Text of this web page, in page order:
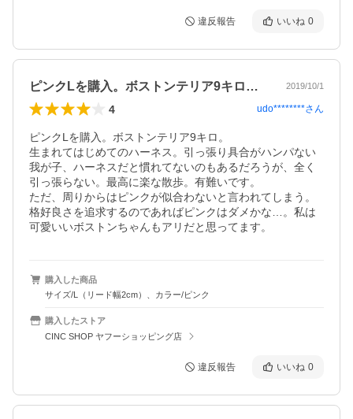
違反報告 いいね 0
ピンクLを購入。ボストンテリア9キロ。… 2019/10/1
4 udo********さん
ピンクLを購入。ボストンテリア9キロ。
生まれてはじめてのハーネス。引っ張り具合がハンパない
我が子、ハーネスだと慣れてないのもあるだろうが、全く
引っ張らない。最高に楽な散歩。有難いです。
ただ、周りからはピンクが似合わないと言われてしまう。
格好良さを追求するのであればピンクはダメかな…。私は
可愛いいボストンちゃんもアリだと思ってます。
購入した商品
サイズ/L（リード幅2cm）、カラー/ピンク
購入したストア
CINC SHOP ヤフーショッピング店
違反報告 いいね 0